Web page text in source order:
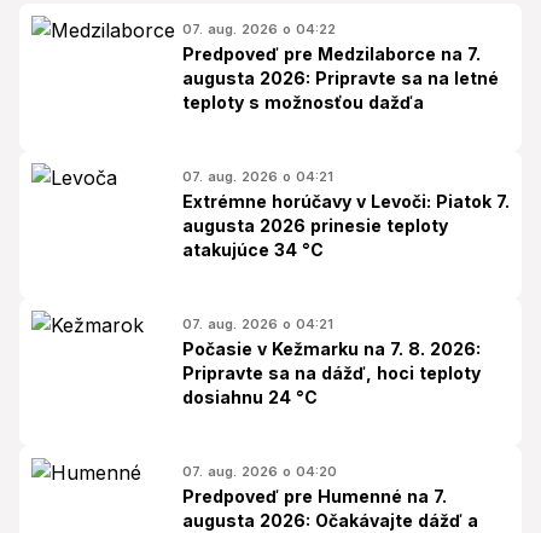
07. aug. 2026 o 04:22
Predpoveď pre Medzilaborce na 7.
augusta 2026: Pripravte sa na letné
teploty s možnosťou dažďa
07. aug. 2026 o 04:21
Extrémne horúčavy v Levoči: Piatok 7.
augusta 2026 prinesie teploty
atakujúce 34 °C
07. aug. 2026 o 04:21
Počasie v Kežmarku na 7. 8. 2026:
Pripravte sa na dážď, hoci teploty
dosiahnu 24 °C
07. aug. 2026 o 04:20
Predpoveď pre Humenné na 7.
augusta 2026: Očakávajte dážď a